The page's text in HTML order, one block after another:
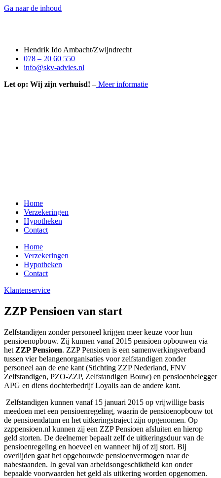
Ga naar de inhoud
Hendrik Ido Ambacht/Zwijndrecht
078 – 20 60 550
info@skv-advies.nl
Let op: Wij zijn verhuisd! – Meer informatie
Home
Verzekeringen
Hypotheken
Contact
Home
Verzekeringen
Hypotheken
Contact
Klantenservice
ZZP Pensioen van start
Zelfstandigen zonder personeel krijgen meer keuze voor hun
pensioenopbouw. Zij kunnen vanaf 2015 pensioen opbouwen via
het ZZP Pensioen. ZZP Pensioen is een samenwerkingsverband
tussen vier belangenorganisaties voor zelfstandigen zonder
personeel aan de ene kant (Stichting ZZP Nederland, FNV
Zelfstandigen, PZO-ZZP, Zelfstandigen Bouw) en pensioenbelegger
APG en diens dochterbedrijf Loyalis aan de andere kant.
Zelfstandigen kunnen vanaf 15 januari 2015 op vrijwillige basis
meedoen met een pensioenregeling, waarin de pensioenopbouw tot
de pensioendatum en het uitkeringstraject zijn opgenomen. Op
zzppensioen.nl kunnen zij een ZZP Pensioen afsluiten en hierop
geld storten. De deelnemer bepaalt zelf de uitkeringsduur van de
pensioenregeling en hoeveel en wanneer hij of zij stort. Bij
overlijden gaat het opgebouwde pensioenvermogen naar de
nabestaanden. In geval van arbeidsongeschiktheid kan onder
bepaalde voorwaarden het geld als uitkering worden opgenomen.